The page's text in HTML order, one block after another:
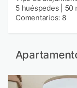
5 huéspedes
50
Comentarios: 8